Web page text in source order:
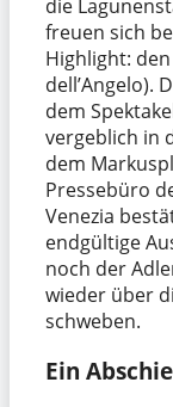
die
freuen sich
Highlight: den
dell’Angelo).
dem
vergeblich in
dem
Pressebüro
Venezia
endgültige
noch der
wieder über
schweben.
Ein